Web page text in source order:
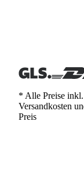
* Alle Preise
Versandkosten
Preis